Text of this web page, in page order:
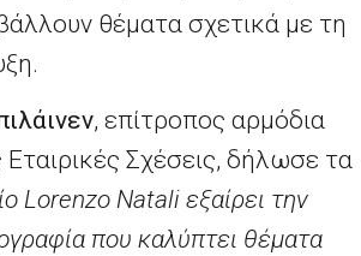
θέματα σχετικά με τη
, επίτροπος αρμόδια
Εταιρικές Σχέσεις, δήλωσε τα
Lorenzo Natali εξαίρει την
που καλύπτει θέματα